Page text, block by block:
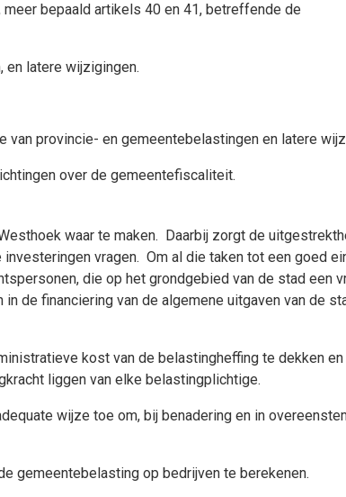
bepaald artikels 40 en 41, betreffende de
en latere wijzigingen.
provincie- en gemeentebelastingen en latere
over de gemeentefiscaliteit.
waar te maken. Daarbij zorgt de
vragen. Om al die taken tot een goed
die op het grondgebied van de stad een
de financiering van de algemene uitgaven van de
kost van de belastingheffing te dekken en
liggen van elke belastingplichtige.
wijze toe om, bij benadering en in
gemeentebelasting op bedrijven te berekenen.